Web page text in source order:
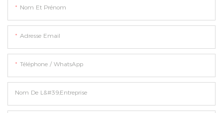
Nom Et Prénom
Adresse Email
Téléphone / WhatsApp
Nom De L&#39;entreprise